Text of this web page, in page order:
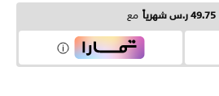
49.75 ر.س شهرياً مع